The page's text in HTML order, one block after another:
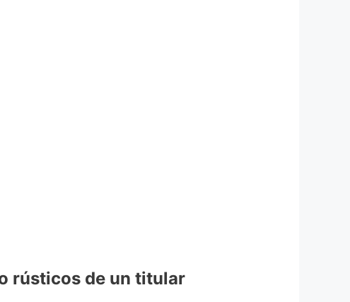
rústicos de un titular